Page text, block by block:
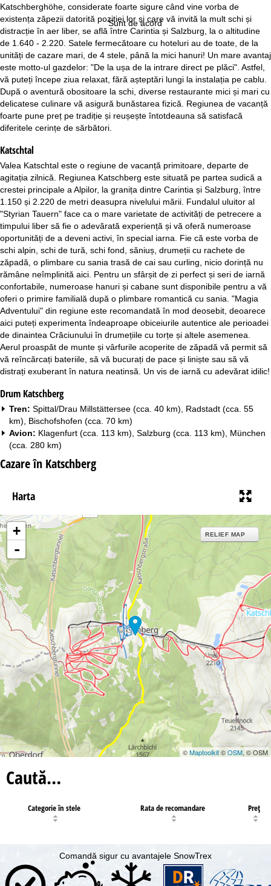
Sunt de acord
Katschberghöhe, considerate foarte sigure când vine vorba de
existența zăpezii datorită poziției lor și care vă invită la mult schi și
distracție în aer liber, se află între Carintia și Salzburg, la o altitudine
de 1.640 - 2.220. Satele fermecătoare cu hoteluri au de toate, de la
unități de cazare mari, de 4 stele, până la mici hanuri! Un mare avantaj
este motto-ul gazdelor: "De la ușa de la intrare direct pe plăci". Astfel,
vă puteți începe ziua relaxat, fără așteptări lungi la instalația pe cablu.
După o aventură obositoare la schi, diverse restaurante mici și mari cu
delicatese culinare vă asigură bunăstarea fizică. Regiunea de vacanță
foarte pune preț pe tradiție și reușește întotdeauna să satisfacă
diferitele cerințe de sărbători.
Katschtal
Valea Katschtal este o regiune de vacanță primitoare, departe de
agitația zilnică. Regiunea Katschberg este situată pe partea sudică a
crestei principale a Alpilor, la granița dintre Carintia și Salzburg, între
1.150 și 2.220 de metri deasupra nivelului mării. Fundalul uluitor al
"Styrian Tauern" face ca o mare varietate de activități de petrecere a
timpului liber să fie o adevărată experiență și vă oferă numeroase
oportunități de a deveni activi, în special iarna. Fie că este vorba de
schi alpin, schi de tură, schi fond, săniuș, drumeții cu rachete de
zăpadă, o plimbare cu sania trasă de cai sau curling, nicio dorință nu
rămâne neîmplinită aici. Pentru un sfârșit de zi perfect și seri de iarnă
confortabile, numeroase hanuri și cabane sunt disponibile pentru a vă
oferi o primire familială după o plimbare romantică cu sania. "Magia
Adventului" din regiune este recomandată în mod deosebit, deoarece
aici puteți experimenta îndeaproape obiceiurile autentice ale perioadei
de dinaintea Crăciunului în drumețiile cu torțe și altele asemenea.
Aerul proaspăt de munte și vârfurile acoperite de zăpadă vă permit să
vă reîncărcați bateriile, să vă bucurați de pace și liniște sau să vă
distrați exuberant în natura neatinsă. Un vis de iarnă cu adevărat idilic!
Drum Katschberg
Tren: Spittal/Drau Millstättersee (cca. 40 km), Radstadt (cca. 55
km), Bischofshofen (cca. 70 km)
Avion: Klagenfurt (cca. 113 km), Salzburg (cca. 113 km), München
(cca. 280 km)
Cazare în Katschberg
Harta
+
-
RELIEF MAP
©Maptoolkit©OSM, © OSM
Caută…
Categorie în stele Rata de recomandare Preţ
Comandă sigur cu avantajele SnowTrex